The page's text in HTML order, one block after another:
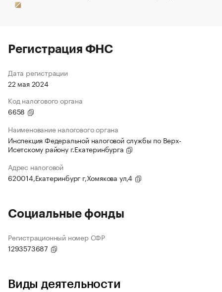
Регистрация ФНС
Дата регистрации
22 мая 2024
Код налогового органа
6658
Наименование налогового органа
Инспекция Федеральной налоговой службы по Верх-
Исетскому району г.Екатеринбурга
Адрес налоговой
620014,Екатеринбург г,Хомякова ул,4
Социальные фонды
Регистрационный номер СФР
1293573687
Виды деятельности